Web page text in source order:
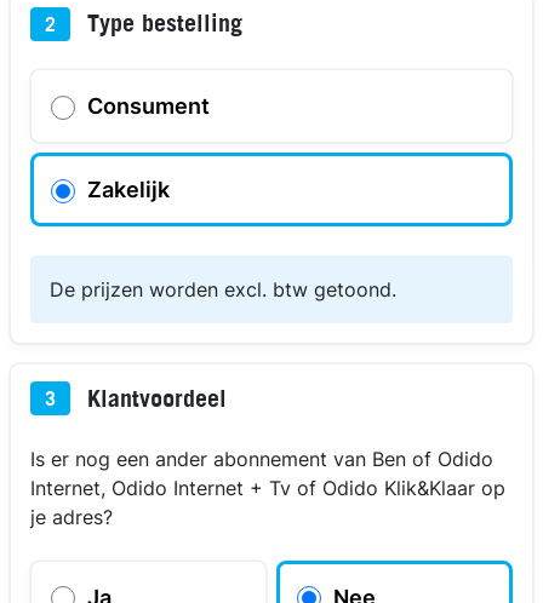
2 Type bestelling
Consument
Zakelijk
De prijzen worden excl. btw getoond.
3 Klantvoordeel
Is er nog een ander abonnement van Ben of Odido
Internet, Odido Internet + Tv of Odido Klik&Klaar op
je adres?
Ja Nee